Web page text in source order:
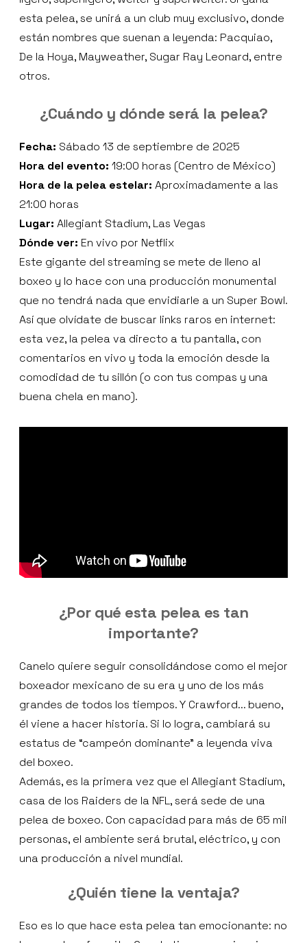
esta pelea, se unirá a un club muy exclusivo, donde
están nombres que suenan a leyenda: Pacquiao,
De la Hoya, Mayweather, Sugar Ray Leonard, entre
otros.
¿Cuándo y dónde será la pelea?
Fecha: Sábado 13 de septiembre de 2025
Hora del evento: 19:00 horas (Centro de México)
Hora de la pelea estelar: Aproximadamente a las
21:00 horas
Lugar: Allegiant Stadium, Las Vegas
Dónde ver: En vivo por Netflix
Este gigante del streaming se mete de lleno al
boxeo y lo hace con una producción monumental
que no tendrá nada que envidiarle a un Super Bowl.
Así que olvídate de buscar links raros en internet:
esta vez, la pelea va directo a tu pantalla, con
comentarios en vivo y toda la emoción desde la
comodidad de tu sillón (o con tus compas y una
buena chela en mano).
¿Por qué esta pelea es tan
importante?
Canelo quiere seguir consolidándose como el mejor
boxeador mexicano de su era y uno de los más
grandes de todos los tiempos. Y Crawford... bueno,
él viene a hacer historia. Si lo logra, cambiará su
estatus de “campeón dominante” a leyenda viva
del boxeo.
Además, es la primera vez que el Allegiant Stadium,
casa de los Raiders de la NFL, será sede de una
pelea de boxeo. Con capacidad para más de 65 mil
personas, el ambiente será brutal, eléctrico, y con
una producción a nivel mundial.
¿Quién tiene la ventaja?
Eso es lo que hace esta pelea tan emocionante: no